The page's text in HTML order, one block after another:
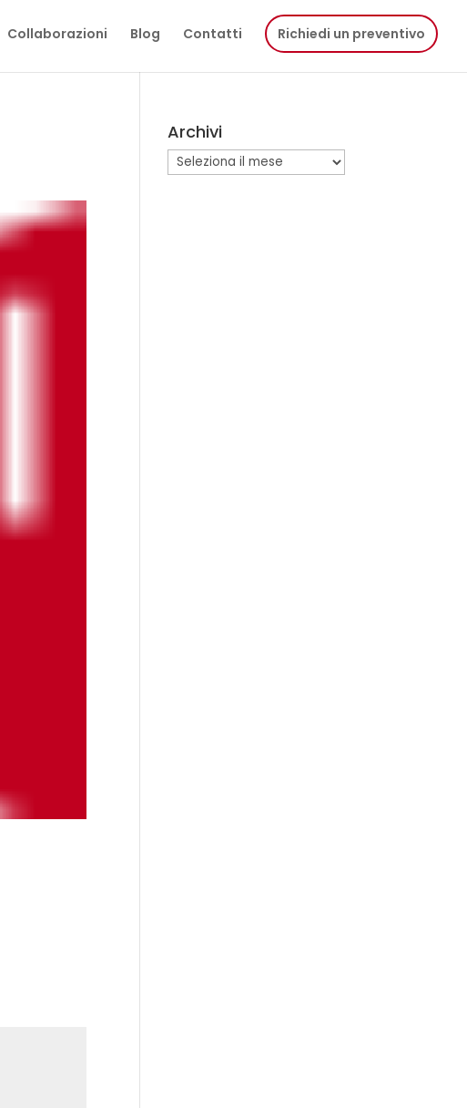
Collaborazioni Blog Contatti Richiedi un preventivo
Archivi
Archivi